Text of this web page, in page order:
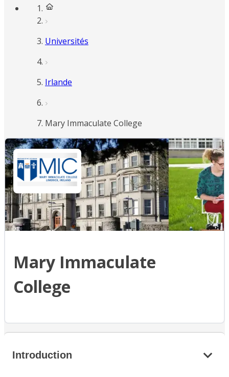
Universités
Irlande
Mary Immaculate College
Mary Immaculate
College
Introduction